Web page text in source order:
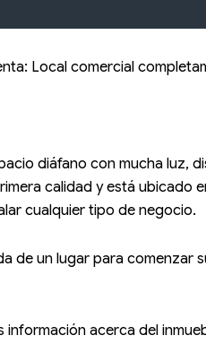
Local comercial
diáfano con mucha luz,
calidad y está ubicado
cualquier tipo de negocio.
de un lugar para comenzar
información acerca del